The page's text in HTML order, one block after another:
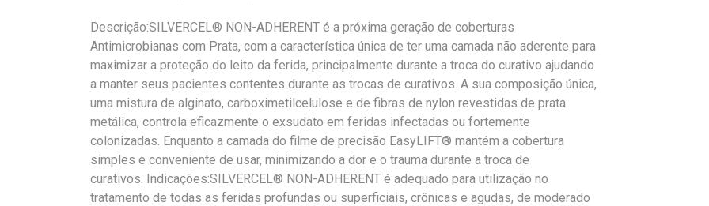
Descrição:SILVERCEL® NON-ADHERENT é a próxima geração de coberturas
Antimicrobianas com Prata, com a característica única de ter uma camada não aderente para
maximizar a proteção do leito da ferida, principalmente durante a troca do curativo ajudando
a manter seus pacientes contentes durante as trocas de curativos. A sua composição única,
uma mistura de alginato, carboximetilcelulose e de fibras de nylon revestidas de prata
metálica, controla eficazmente o exsudato em feridas infectadas ou fortemente
colonizadas. Enquanto a camada do filme de precisão EasyLIFT® mantém a cobertura
simples e conveniente de usar, minimizando a dor e o trauma durante a troca de
curativos. Indicações:SILVERCEL® NON-ADHERENT é adequado para utilização no
tratamento de todas as feridas profundas ou superficiais, crônicas e agudas, de moderado